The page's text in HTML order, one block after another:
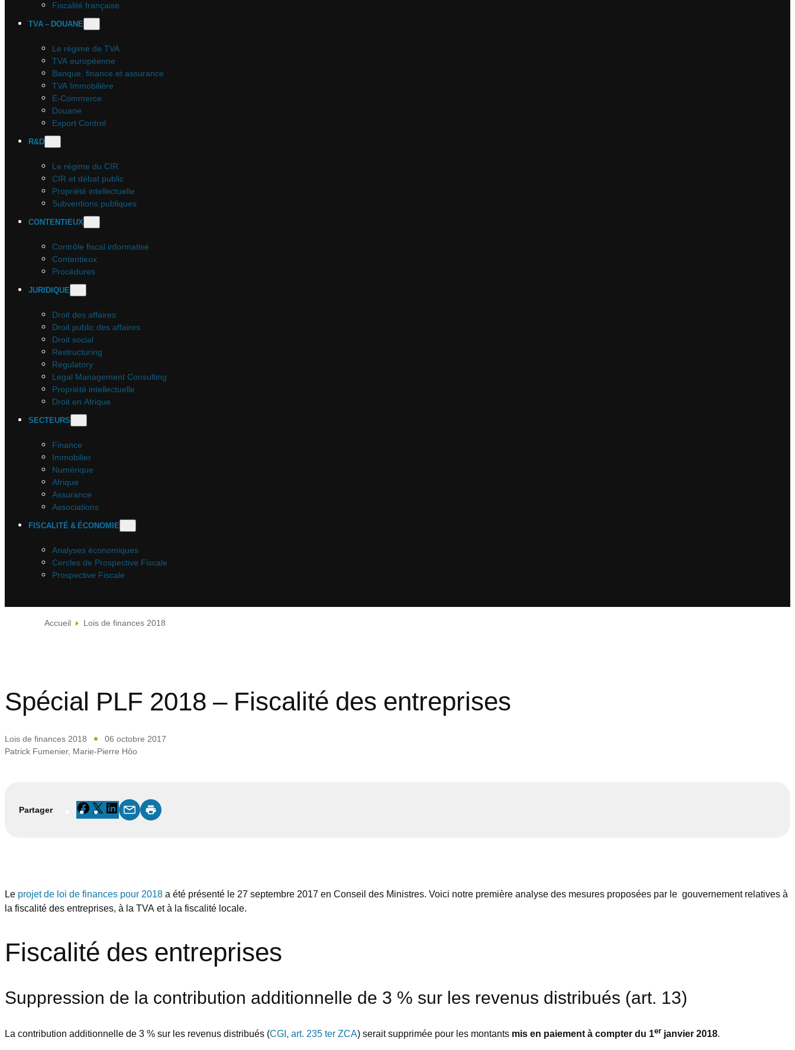
Fiscalité française
TVA – DOUANE
Le régime de TVA
TVA européenne
Banque, finance et assurance
TVA Immobilière
E-Commerce
Douane
Export Control
R&D
Le régime du CIR
CIR et débat public
Propriété intellectuelle
Subventions publiques
CONTENTIEUX
Contrôle fiscal informatisé
Contentieux
Procédures
JURIDIQUE
Droit des affaires
Droit public des affaires
Droit social
Restructuring
Regulatory
Legal Management Consulting
Propriété intellectuelle
Droit en Afrique
SECTEURS
Finance
Immobilier
Numérique
Afrique
Assurance
Associations
FISCALITÉ & ÉCONOMIE
Analyses économiques
Cercles de Prospective Fiscale
Prospective Fiscale
Accueil Lois de finances 2018
Spécial PLF 2018 – Fiscalité des entreprises
Lois de finances 2018
06 octobre 2017
Patrick Fumenier, Marie-Pierre Hôo
Partager Facebook
X LinkedIn
Le projet de loi de finances pour 2018a été présenté le 27 septembre 2017 en Conseil des Ministres. Voici notre première analyse des mesures proposées par le gouvernement relatives à
la fiscalité des entreprises, à la TVA et à la fiscalité locale.
Fiscalité des entreprises
Suppression de la contribution additionnelle de 3 % sur les revenus distribués (art. 13)
La contribution additionnelle de 3 % sur les revenus distribués (CGI, art. 235 ter ZCA) serait supprimée pour les montants mis en paiement à compter du 1er janvier 2018.